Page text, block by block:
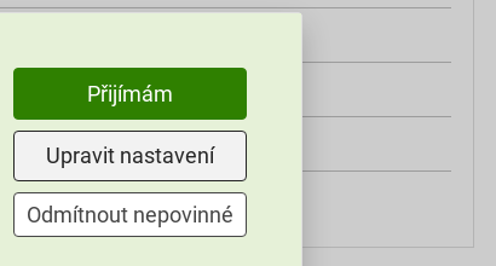
6,3 kg
zelená
3,3 kg/m²
Přijímám
Upravit nastavení
Odmítnout nepovinné